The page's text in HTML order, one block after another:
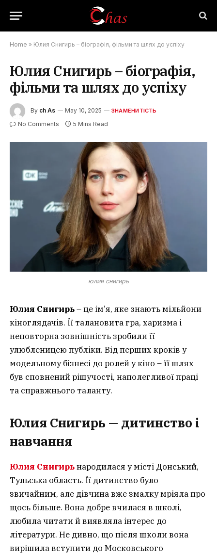
Home » Юлия Снигирь – біографія, фільми та шлях до успіху
Юлия Снигирь – біографія,
фільми та шлях до успіху
By ch As May 10, 2025 ЗНАМЕНИТІСТЬ
No Comments 5 Mins Read
юлия снигирь
Юлия Снигирь– це ім’я, яке знають мільйони
кіноглядачів. Її талановита гра, харизма і
неповторна зовнішність зробили її
улюбленицею публіки. Від перших кроків у
модельному бізнесі до ролей у кіно – її шлях
був сповнений рішучості, наполегливої праці
та справжнього таланту.
Юлия Снигирь — дитинство і
навчання
Юлия Снигирьнародилася у місті Донський,
Тульська область. Її дитинство було
звичайним, але дівчина вже змалку мріяла про
щось більше. Вона добре вчилася в школі,
любила читати й виявляла інтерес до
літератури. Не дивно, що після школи вона
вирішила вступити до Московського